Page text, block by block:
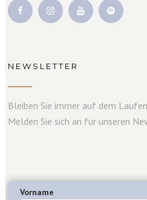
NEWSLETTER
Bleiben Sie immer auf dem
Melden Sie sich an für unseren
Vorname